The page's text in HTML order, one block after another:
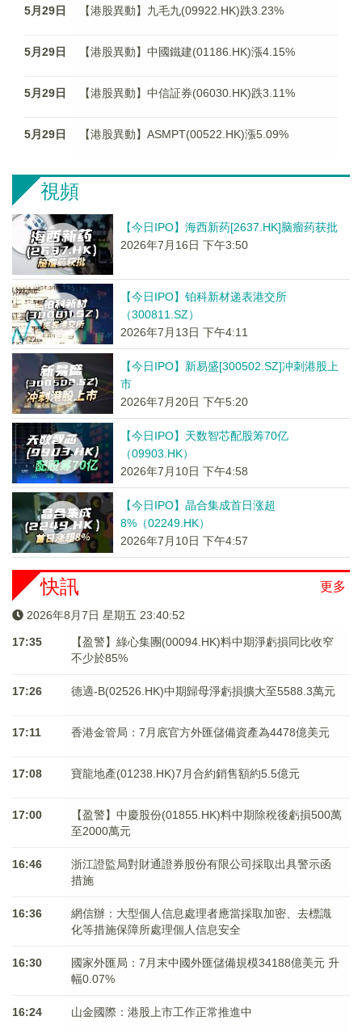
5月29日 【港股異動】九毛九(09922.HK)跌3.23%
5月29日 【港股異動】中國鐵建(01186.HK)漲4.15%
5月29日 【港股異動】中信証券(06030.HK)跌3.11%
5月29日 【港股異動】ASMPT(00522.HK)漲5.09%
視頻
【今日IPO】海西新药[2637.HK]脑瘤药获批
2026年7月16日 下午3:50
【今日IPO】铂科新材递表港交所
（300811.SZ）
2026年7月13日 下午4:11
【今日IPO】新易盛[300502.SZ]冲刺港股上
市
2026年7月20日 下午5:20
【今日IPO】天数智芯配股筹70亿
（09903.HK）
2026年7月10日 下午4:58
【今日IPO】晶合集成首日涨超
8%（02249.HK）
2026年7月10日 下午4:57
更多
快訊
2026年8月7日 星期五 23:40:52
17:35
【盈警】綠心集團(00094.HK)料中期淨虧損同比收窄
不少於85%
17:26 德適-B(02526.HK)中期歸母淨虧損擴大至5588.3萬元
17:11 香港金管局：7月底官方外匯儲備資產為4478億美元
17:08 寶龍地產(01238.HK)7月合約銷售額約5.5億元
17:00
【盈警】中慶股份(01855.HK)料中期除稅後虧損500萬
至2000萬元
16:46
浙江證監局對財通證券股份有限公司採取出具警示函
措施
16:36
網信辦：大型個人信息處理者應當採取加密、去標識
化等措施保障所處理個人信息安全
16:30
國家外匯局：7月末中國外匯儲備規模34188億美元 升
幅0.07%
16:24 山金國際：港股上市工作正常推進中